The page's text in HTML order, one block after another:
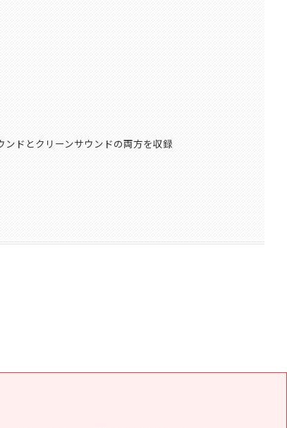
ンドとクリーンサウンドの両方を収録